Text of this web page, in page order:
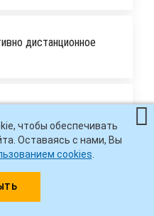
дистанционное
чтобы обеспечивать
Оставаясь с нами, Вы
cookies